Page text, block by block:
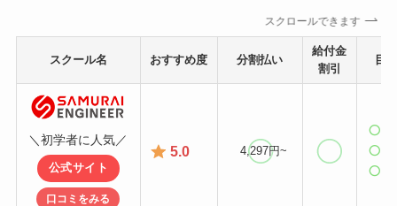
スクロールできます
スクール名 おすすめ度 分割払い
給付金
割引
目
＼初学者に人気／
公式サイト
口コミをみる
5.0 4,297円~